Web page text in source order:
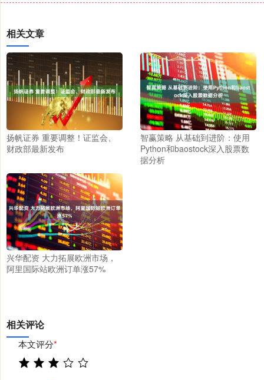
相关文章
扬帆证券 重要调整！证监会、
财政部最新发布
智赢策略 从基础到进阶：使用
Python和baostock深入股票数
据分析
兴华配资 大力拓展欧洲市场，
阿里国际站欧洲订单涨57%
相关评论
本文评分*